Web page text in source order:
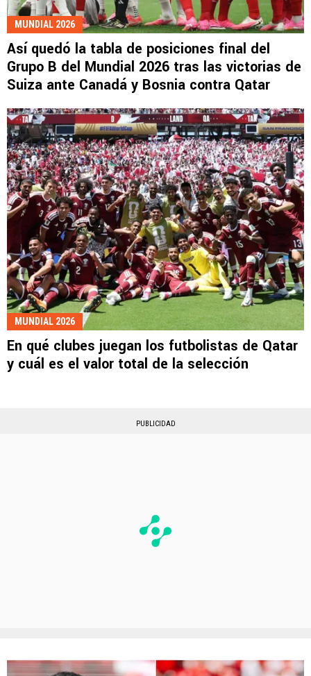
MUNDIAL 2026
Así quedó la tabla de posiciones final del
Grupo B del Mundial 2026 tras las victorias de
Suiza ante Canadá y Bosnia contra Qatar
MUNDIAL 2026
En qué clubes juegan los futbolistas de Qatar
y cuál es el valor total de la selección
PUBLICIDAD